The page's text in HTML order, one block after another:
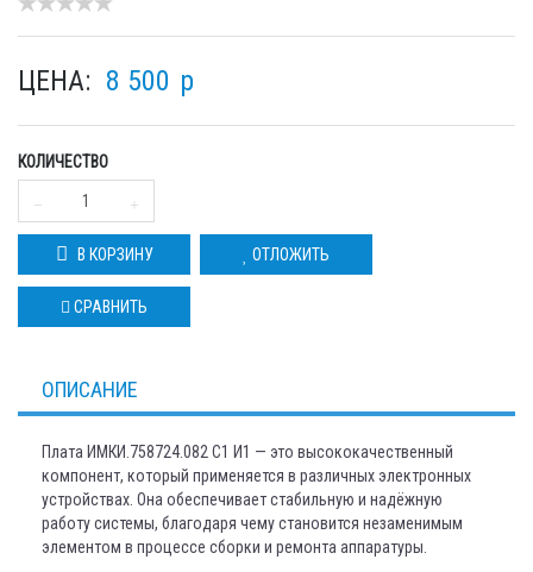
ЦЕНА: 8 500 p
КОЛИЧЕСТВО
В КОРЗИНУ ОТЛОЖИТЬ
СРАВНИТЬ
ОПИСАНИЕ
Плата ИМКИ.758724.082 С1 И1 — это высококачественный
компонент, который применяется в различных электронных
устройствах. Она обеспечивает стабильную и надёжную
работу системы, благодаря чему становится незаменимым
элементом в процессе сборки и ремонта аппаратуры.